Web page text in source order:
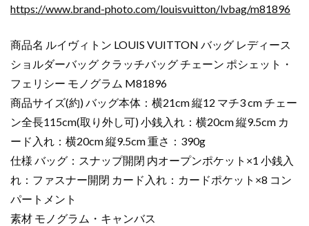
https://www.brand-photo.com/louisvuitton/lvbag/m81896
商品名 ルイヴィトン LOUIS VUITTON バッグ レディース
ショルダーバッグ クラッチバッグ チェーン ポシェット・
フェリシー モノグラム M81896
商品サイズ(約) バッグ本体：横21cm 縦12 マチ3 cm チェー
ン全長115cm(取り外し可) 小銭入れ：横20cm 縦9.5cm カ
ード入れ：横20cm 縦9.5cm 重さ：390g
仕様 バッグ：スナップ開閉 内オープンポケット×1 小銭入
れ：ファスナー開閉 カード入れ：カードポケット×8 コン
パートメント
素材 モノグラム・キャンバス